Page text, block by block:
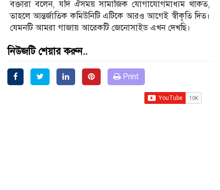
বক্তারা বলেন, যদি ঐসময় সামাজিক যোগাযোগমাধ্যম থাকত,
তাহলে আন্তর্জাতিক কমিউনিটি এটিকে আরও আগেই স্বীকৃতি দিত।
যেমনটি আমরা গাজায় আরেকটি জেনোসাইড এখন দেখছি।
নিউজটি শেয়ার করুন..
Print